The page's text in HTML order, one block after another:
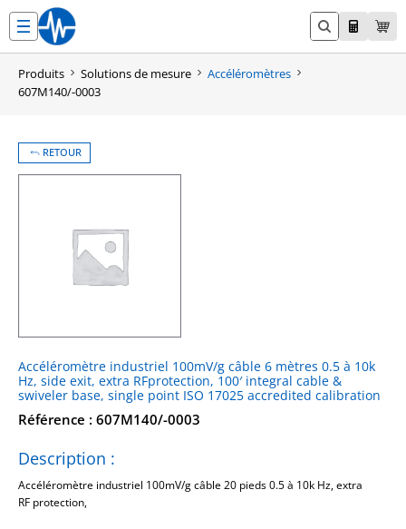
contenu
Produits Solutions de mesure
Accéléromètres
607M140/-0003
RETOUR
Accéléromètre industriel 100mV/g câble 6 mètres 0.5 à 10k
Hz, side exit, extra RFprotection, 100′ integral cable &
swiveler base, single point ISO 17025 accredited calibration
Référence : 607M140/-0003
Description :
Accéléromètre industriel 100mV/g câble 20 pieds 0.5 à 10k Hz, extra
RF protection,